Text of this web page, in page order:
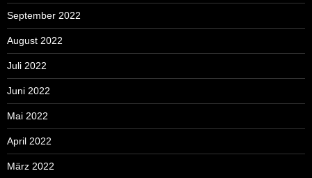
September 2022
August 2022
Juli 2022
Juni 2022
Mai 2022
April 2022
März 2022